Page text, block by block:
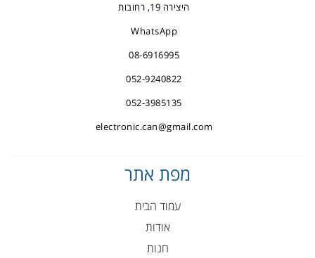
היצירה 19, רחובות
WhatsApp
08-6916995
052-9240822
052-3985135
electronic.can@gmail.com
מפת אתר
עמוד הבית
אודות
חנות